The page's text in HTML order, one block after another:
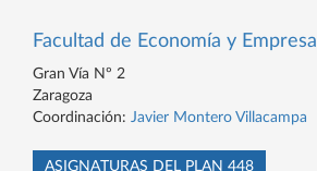
Facultad de Economía y Empresa
Gran Vía Nº 2
Zaragoza
Coordinación: Javier Montero Villacampa
ASIGNATURAS DEL PLAN 448